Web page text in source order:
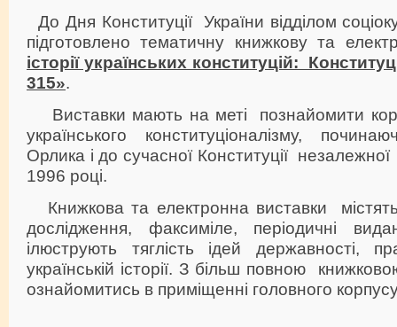
До Дня Конституції України відділом
підготовлено тематичну книжкову та
історії українських конституцій:
315».
Виставки мають на меті познайомити
українського конституціоналізму,
Орлика і до сучасної Конституції
1996 році.
Книжкова та електронна виставки
дослідження, факсиміле, періодичні
ілюструють тяглість ідей державності,
українській історії. З більш повною
ознайомитись в приміщенні головного корпусу